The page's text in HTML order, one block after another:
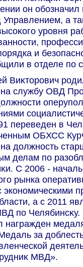
он
а
уровня
и
в отделе по
на службу ОВД
переведен в
ОБХСС
дοлжность
делам по
С 2006 -
рынка
экономическими
а с 2011
по
награжден
за
МВД».